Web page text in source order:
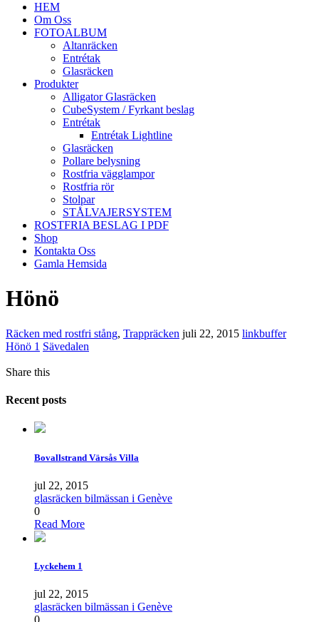
HEM
Om Oss
FOTOALBUM
Altanräcken
Entrétak
Glasräcken
Produkter
Alligator Glasräcken
CubeSystem / Fyrkant beslag
Entrétak
Entrétak Lightline
Glasräcken
Pollare belysning
Rostfria vägglampor
Rostfria rör
Stolpar
STÅLVAJERSYSTEM
ROSTFRIA BESLAG I PDF
Shop
Kontakta Oss
Gamla Hemsida
Hönö
Räcken med rostfri stång, Trappräcken juli 22, 2015 linkbuffer
Hönö 1 Sävedalen
Share this
Recent posts
Bovallstrand Värsås Villa
jul 22, 2015
glasräcken bilmässan i Genève
0
Read More
Lyckehem 1
jul 22, 2015
glasräcken bilmässan i Genève
0